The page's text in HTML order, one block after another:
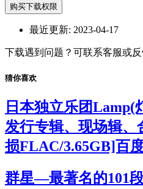
购买下载权限
最近更新: 2023-04-17
下载遇到问题？可联系客服或
猜你喜欢
日本独立乐团Lamp(
发行专辑、现场辑、
损FLAC/3.65GB]百
群星—最著名的101